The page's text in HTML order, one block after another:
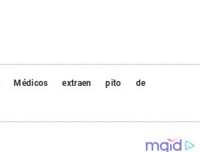
Médicos extraen pito
de